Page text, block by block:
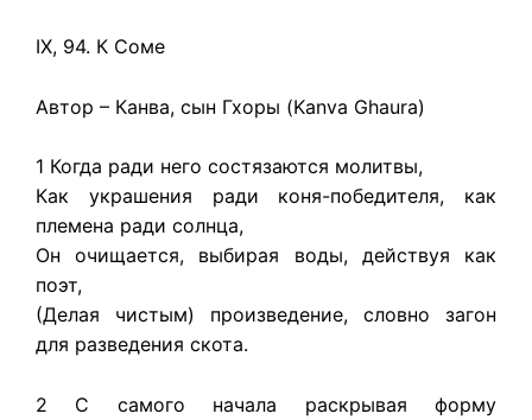
IX, 94. К Соме
Автор – Канва, сын Гхоры (Kanva Ghaura)
1 Когда ради него состязаются молитвы,
Как украшения ради коня-победителя, как
племена ради солнца,
Он очищается, выбирая воды, действуя как
поэт,
(Делая чистым) произведение, словно загон
для разведения скота.
2 С самого начала раскрывая форму